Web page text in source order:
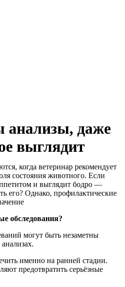
анализы, даже
выглядит
когда ветеринар рекомендует
состояния животного. Если
и выглядит бодро —
его? Однако, профилактические
обследования?
могут быть незаметны
именно на ранней стадии.
предотвратить серьёзные